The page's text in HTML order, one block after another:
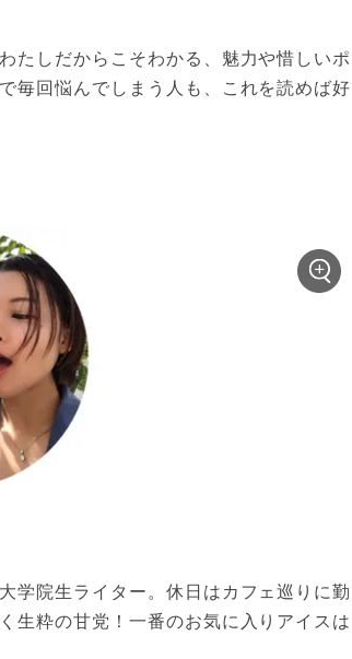
たしだからこそわかる、魅力や惜しいポ
毎回悩んでしまう人も、これを読めば好
学院生ライター。休日はカフェ巡りに勤
生粋の甘党！一番のお気に入りアイスは